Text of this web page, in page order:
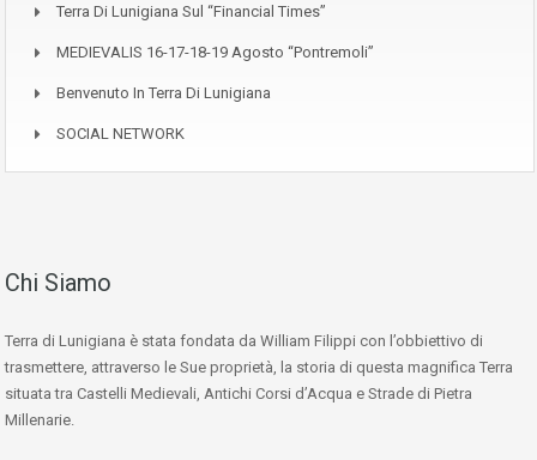
Terra Di Lunigiana Sul “Financial Times”
MEDIEVALIS 16-17-18-19 Agosto “Pontremoli”
Benvenuto In Terra Di Lunigiana
SOCIAL NETWORK
Chi Siamo
Terra di Lunigiana è stata fondata da William Filippi con l’obbiettivo di
trasmettere, attraverso le Sue proprietà, la storia di questa magnifica Terra
situata tra Castelli Medievali, Antichi Corsi d’Acqua e Strade di Pietra
Millenarie.